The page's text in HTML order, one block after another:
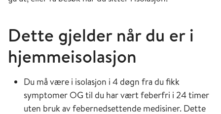
Dette gjelder når du er i
hjemmeisolasjon
Du må være i isolasjon i 4 døgn fra du fikk
symptomer OG til du har vært feberfri i 24 timer
uten bruk av febernedsettende medisiner. Dette